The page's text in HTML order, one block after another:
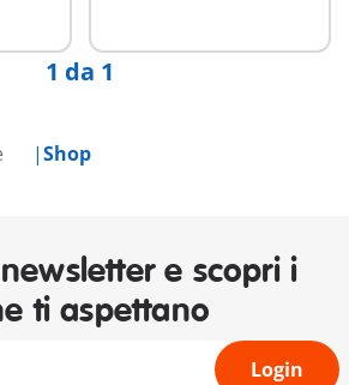
Shop
1 da 1
e scopri i
ti aspettano
Login